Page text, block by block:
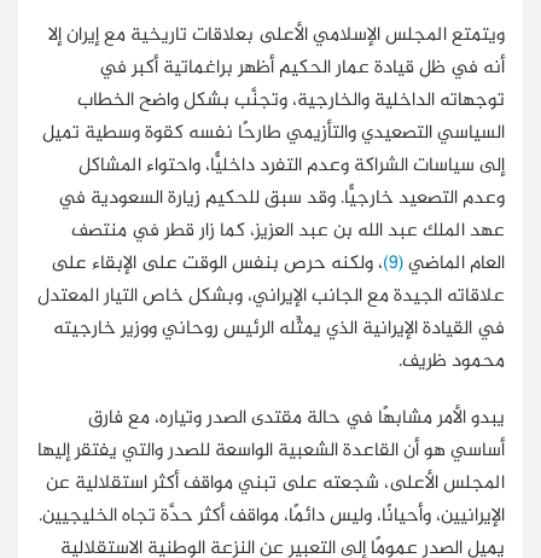
ويتمتع المجلس الإسلامي الأعلى بعلاقات تاريخية مع إيران إلا
أنه في ظل قيادة عمار الحكيم أظهر براغماتية أكبر في
توجهاته الداخلية والخارجية، وتجنَّب بشكل واضح الخطاب
السياسي التصعيدي والتأزيمي طارحًا نفسه كقوة وسطية تميل
إلى سياسات الشراكة وعدم التفرد داخليًّا، واحتواء المشاكل
وعدم التصعيد خارجيًّا. وقد سبق للحكيم زيارة السعودية في
عهد الملك عبد الله بن عبد العزيز، كما زار قطر في منتصف
العام الماضي(9) ، ولكنه حرص بنفس الوقت على الإبقاء على
علاقاته الجيدة مع الجانب الإيراني، وبشكل خاص التيار المعتدل
في القيادة الإيرانية الذي يمثِّله الرئيس روحاني ووزير خارجيته
محمود ظريف.
يبدو الأمر مشابهًا في حالة مقتدى الصدر وتياره، مع فارق
أساسي هو أن القاعدة الشعبية الواسعة للصدر والتي يفتقر إليها
المجلس الأعلى، شجعته على تبني مواقف أكثر استقلالية عن
الإيرانيين، وأحيانًا، وليس دائمًا، مواقف أكثر حدَّة تجاه الخليجيين.
يميل الصدر عمومًا إلى التعبير عن النزعة الوطنية الاستقلالية